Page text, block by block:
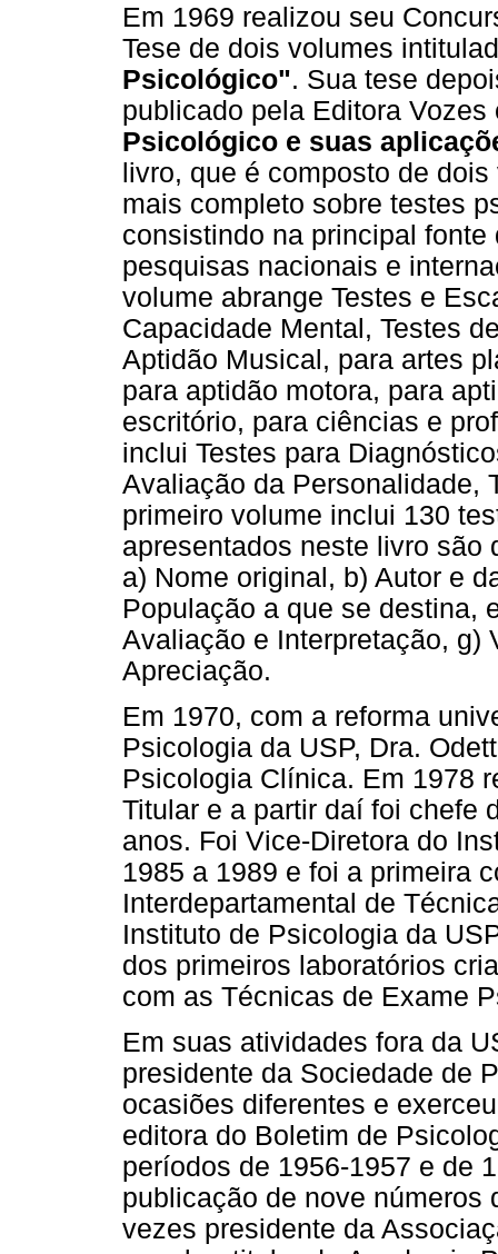
Em 1969 realizou seu
Tese de dois volumes
Psicológico". Sua tese
publicado pela Editora
Psicológico e suas
livro, que é composto de
mais completo sobre testes
consistindo na principal
pesquisas nacionais e
volume abrange Testes e
Capacidade Mental, Testes
Aptidão Musical, para artes
para aptidão motora, para
escritório, para ciências e
inclui Testes para
Avaliação da Personalidade,
primeiro volume inclui 130
apresentados neste livro são
a) Nome original, b) Autor e
População a que se destina,
Avaliação e Interpretação, g)
Apreciação.
Em 1970, com a reforma
Psicologia da USP, Dra.
Psicologia Clínica. Em 1978
Titular e a partir daí foi chefe
anos. Foi Vice-Diretora do
1985 a 1989 e foi a primeira
Interdepartamental de
Instituto de Psicologia da
dos primeiros laboratórios
com as Técnicas de Exame
Em suas atividades fora da
presidente da Sociedade de
ocasiões diferentes e
editora do Boletim de
períodos de 1956-1957 e de
publicação de nove números
vezes presidente da